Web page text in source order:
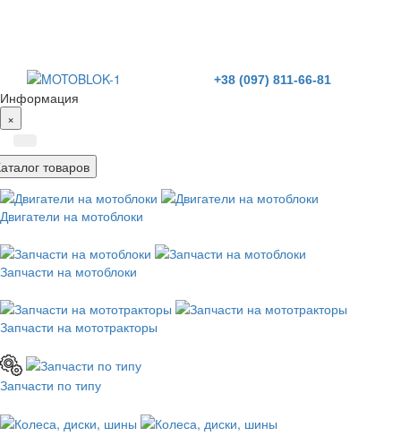
+38 (097) 811-66-81
Информация
×
товаров
Двигатели на мотоблоки
Запчасти на мотоблоки
Запчасти на мототракторы
Запчасти по типу